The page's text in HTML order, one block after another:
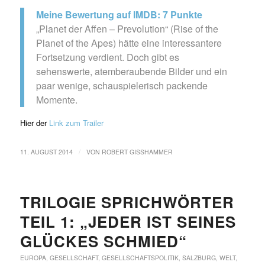
Meine Bewertung auf IMDB: 7 Punkte
„Planet der Affen – Prevolution“ (Rise of the
Planet of the Apes) hätte eine interessantere
Fortsetzung verdient. Doch gibt es
sehenswerte, atemberaubende Bilder und ein
paar wenige, schauspielerisch packende
Momente.
Hier der Link zum Trailer
11. AUGUST 2014 VON ROBERT GISSHAMMER
TRILOGIE SPRICHWÖRTER
TEIL 1: „JEDER IST SEINES
GLÜCKES SCHMIED“
EUROPA, GESELLSCHAFT, GESELLSCHAFTSPOLITIK, SALZBURG, WELT,